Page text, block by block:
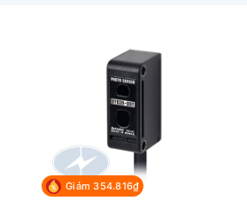
Giảm 354.816₫